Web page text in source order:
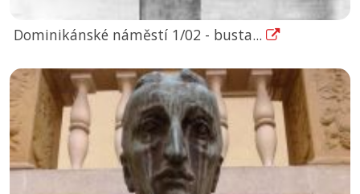
Dominikánské náměstí 1/02 - busta...